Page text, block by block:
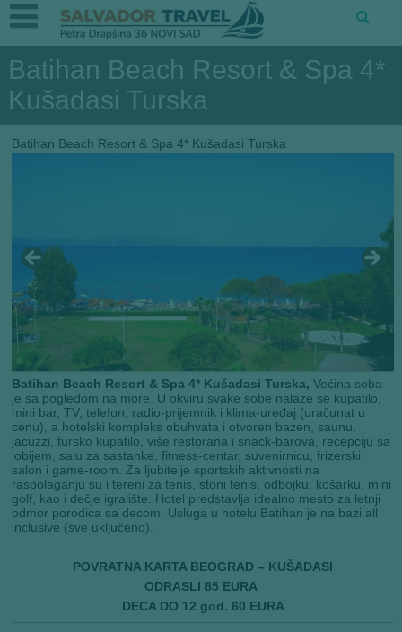
Batihan Beach Resort & Spa 4*
Kušadasi Turska
Batihan Beach Resort & Spa 4* Kušadasi Turska
Batihan Beach Resort & Spa 4* Kušadasi Turska, Većina soba
je sa pogledom na more. U okviru svake sobe nalaze se kupatilo,
mini bar, TV, telefon, radio-prijemnik i klima-uređaj (uračunat u
cenu), a hotelski kompleks obuhvata i otvoren bazen, saunu,
jacuzzi, tursko kupatilo, više restorana i snack-barova, recepciju sa
lobijem, salu za sastanke, fitness-centar, suvenirnicu, frizerski
salon i game-room. Za ljubitelje sportskih aktivnosti na
raspolaganju su i tereni za tenis, stoni tenis, odbojku, košarku, mini
golf, kao i dečje igralište. Hotel predstavlja idealno mesto za letnji
odmor porodica sa decom. Usluga u hotelu Batihan je na bazi all
inclusive (sve uključeno).
POVRATNA KARTA BEOGRAD – KUŠADASI
ODRASLI 85 EURA
DECA DO 12 god. 60 EURA